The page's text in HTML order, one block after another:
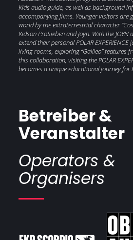
Kids audio guide, as well as background
accompanying films. Younger visitors are
world by the extraterrestrial character
Kidson ProSieben and Joyn. With the JOYN
extend their personal POLAR
living rooms, exploring “Galileo” features
this collaboration, visiting the POLAR
becomes a unique educational journey for
Betreiber &
Veranstalter
Operators &
Organisers